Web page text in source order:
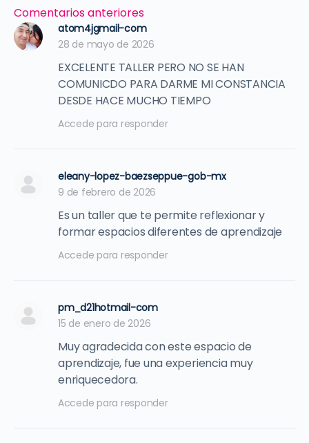
Navegación
de
comentarios
Comentarios anteriores
atom4jgmail-com
28 de mayo de 2026
EXCELENTE TALLER PERO NO SE HAN
COMUNICDO PARA DARME MI CONSTANCIA
DESDE HACE MUCHO TIEMPO
Accede para responder
eleany-lopez-baezseppue-gob-mx
9 de febrero de 2026
Es un taller que te permite reflexionar y
formar espacios diferentes de aprendizaje
Accede para responder
pm_d21hotmail-com
15 de enero de 2026
Muy agradecida con este espacio de
aprendizaje, fue una experiencia muy
enriquecedora.
Accede para responder